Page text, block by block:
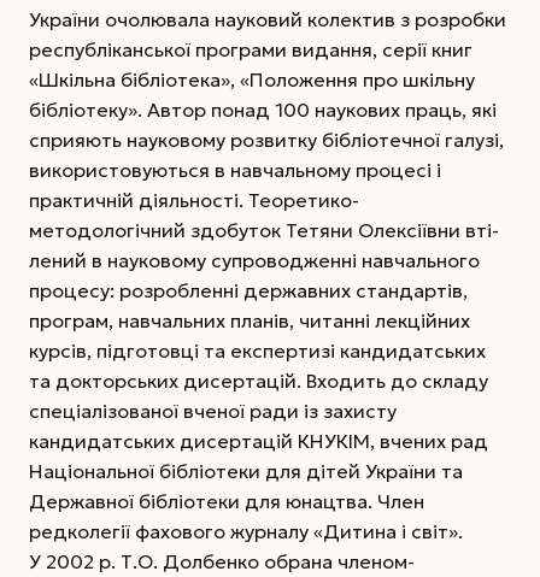
України очолювала науковий колектив з розробки
республіканської програми видання, серії книг
«Шкільна бібліотека», «Положення про шкільну
бібліотеку». Автор понад 100 наукових праць, які
сприяють науковому розвитку бібліотечної галузі,
використовуються в навчальному процесі і
практичній діяльності. Теоретико-
методологічний здобуток Тетяни Олексіївни вті­
лений в науковому супроводженні нав­чального
про­цесу: розробленні державних стандартів,
програм, навчальних планів, читанні лекційних
курсів, підготовці та експертизі кандидатських
та докторських дисертацій. Входить до складу
спеціалізованої вченої ради із захисту
кандидатських дисертацій КНУКІМ, вчених рад
Національної бібліотеки для дітей України та
Державної бібліотеки для юнацтва. Член
редколегії фахового журналу «Дитина і світ».
У 2002 р. Т.О. Долбенко обрана членом-